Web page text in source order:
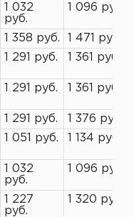
1 032
руб.
1 096 руб.
1 358 руб.
1 471 руб.
1 291 руб. 1 361 руб.
1 291 руб. 1 361 руб.
1 291 руб.
1 376 руб.
1 051 руб. 1 134 руб.
1 032
руб.
1 096 руб.
1 227
руб.
1 320 руб.